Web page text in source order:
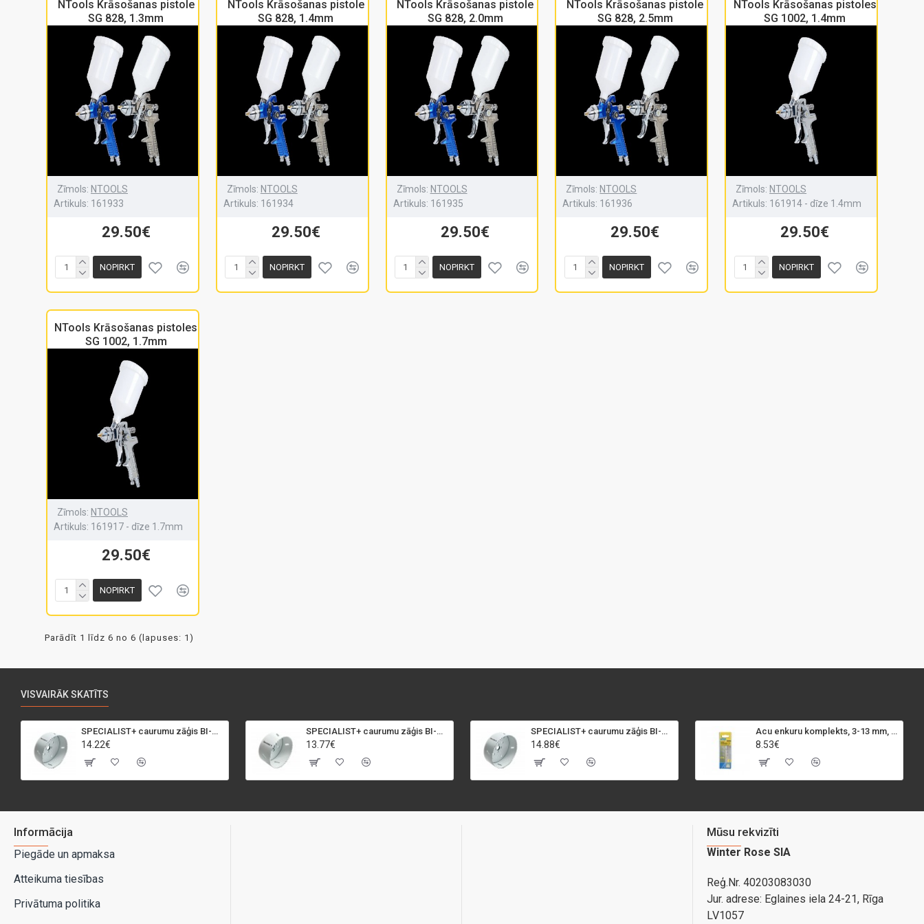
NTools Krāsošanas pistole
SG 828, 1.3mm
Zīmols: NTOOLS
Artikuls: 161933
29.50€
NOPIRKT
NTools Krāsošanas pistole
SG 828, 1.4mm
Zīmols: NTOOLS
Artikuls: 161934
29.50€
NOPIRKT
NTools Krāsošanas pistole
SG 828, 2.0mm
Zīmols: NTOOLS
Artikuls: 161935
29.50€
NOPIRKT
NTools Krāsošanas pistole
SG 828, 2.5mm
Zīmols: NTOOLS
Artikuls: 161936
29.50€
NOPIRKT
NTools Krāsošanas pistoles
SG 1002, 1.4mm
Zīmols: NTOOLS
Artikuls: 161914 - dīze 1.4mm
29.50€
NOPIRKT
NTools Krāsošanas pistoles
SG 1002, 1.7mm
Zīmols: NTOOLS
Artikuls: 161917 - dīze 1.7mm
29.50€
NOPIRKT
Parādīt 1 līdz 6 no 6 (lapuses: 1)
VISVAIRĀK SKATĪTS
SPECIALIST+ caurumu zāģis BI-METAL, 95 mm
14.22€
SPECIALIST+ caurumu zāģis BI-METAL, 92 mm
13.77€
SPECIALIST+ caurumu zāģis BI-METAL, 98 mm
14.88€
Acu enkuru komplekts, 3-13 mm, Rapid, 12 gab.
8.53€
Informācija
Piegāde un apmaksa
Atteikuma tiesības
Privātuma politika
Mūsu rekvizīti
Winter Rose SIA
Reģ.Nr. 40203083030
Jur. adrese: Eglaines iela 24-21, Rīga
LV1057